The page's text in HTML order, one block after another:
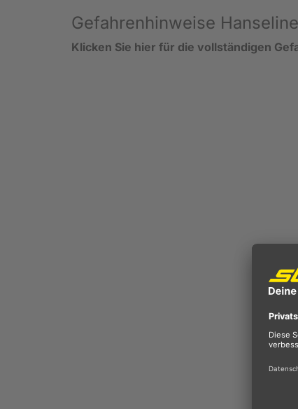
Gefahrenhinweise
Klicken Sie hier für die vollständigen